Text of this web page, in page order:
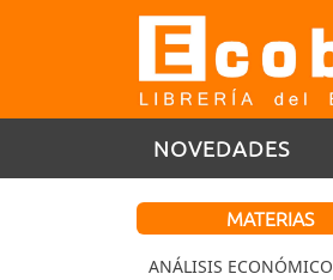
NOVEDADES
MATERIAS
ANÁLISIS ECONÓMICO